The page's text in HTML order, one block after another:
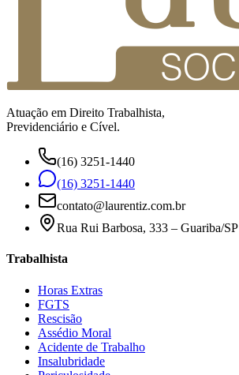
Atuação em Direito Trabalhista,
Previdenciário e Cível.
(16) 3251-1440
(16) 3251-1440
contato@laurentiz.com.br
Rua Rui Barbosa, 333 – Guariba/SP
Trabalhista
Horas Extras
FGTS
Rescisão
Assédio Moral
Acidente de Trabalho
Insalubridade